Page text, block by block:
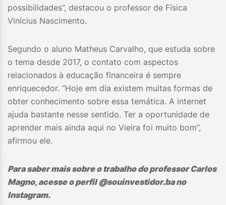
possibilidades”, destacou o professor de Física
Vinícius Nascimento.
Segundo o aluno Matheus Carvalho, que estuda sobre
o tema desde 2017, o contato com aspectos
relacionados à educação financeira é sempre
enriquecedor. “Hoje em dia existem muitas formas de
obter conhecimento sobre essa temática. A internet
ajuda bastante nesse sentido. Ter a oportunidade de
aprender mais ainda aqui no Vieira foi muito bom”,
afirmou ele.
Para saber mais sobre o trabalho do professor Carlos
Magno, acesse o perfil @souinvestidor.ba no
Instagram.